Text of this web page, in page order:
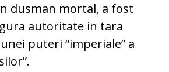
dusman mortal, a fost
autoritate in tara
puteri “imperiale” a